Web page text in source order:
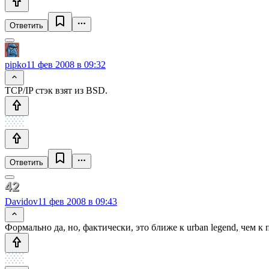
Ответить
pipko11 фев 2008 в 09:32
TCP/IP стэк взят из BSD.
Ответить
Davidov11 фев 2008 в 09:43
Формально да, но, фактически, это ближе к urban legend, чем к